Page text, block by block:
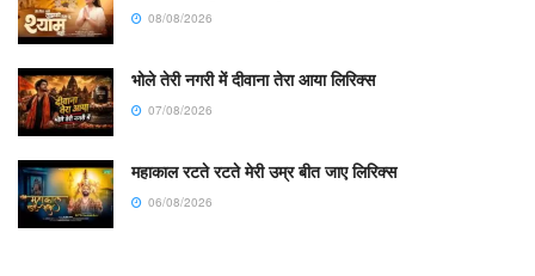
08/08/2026
भोले तेरी नगरी में दीवाना तेरा आया लिरिक्स
07/08/2026
महाकाल रटते रटते मेरी उम्र बीत जाए लिरिक्स
06/08/2026